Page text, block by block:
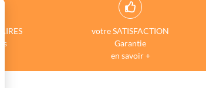
votre SATISFACTION
Garantie
en savoir +